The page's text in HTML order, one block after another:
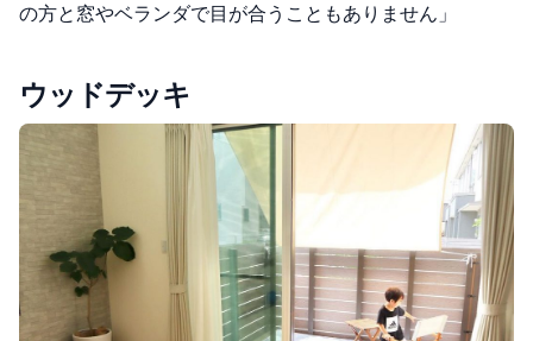
の方と窓やベランダで目が合うこともありません」
ウッドデッキ